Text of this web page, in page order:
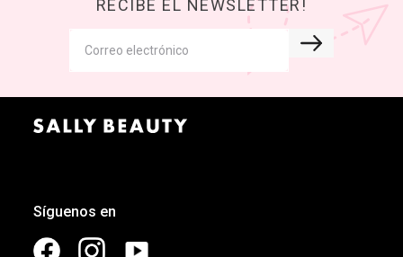
RECIBE EL NEWSLETTER!
Síguenos en